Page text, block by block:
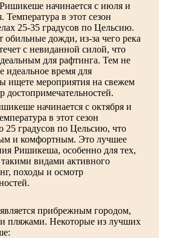
начинается с июля и
Температура в этот сезон
25-35 градусов по Цельсию.
дожди, из-за чего река
с невиданной силой, что
для рафтинга. Тем не
идеальное время для
ищете мероприятия на свежем
достопримечательностей.
начинается с октября и
в этот сезон
25 градусов по Цельсию, что
и комфортным. Это лучшее
Ришикеша, особенно для тех,
такими видами активного
походы и осмотр
прибрежным городом,
пляжами. Некоторые из лучших